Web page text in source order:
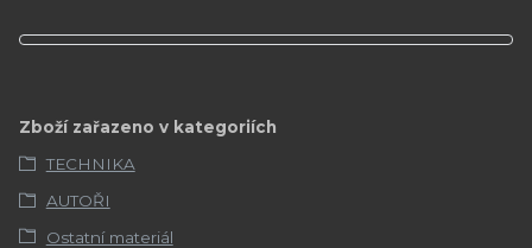
Zboží zařazeno v kategoriích
TECHNIKA
AUTOŘI
Ostatní materiál